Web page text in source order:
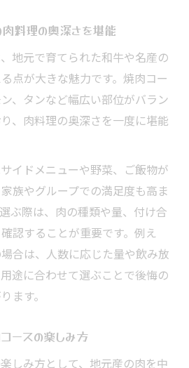
料理の奥深さを堪能
地元で育てられた和牛や名産の
点が大きな魅力です。焼肉コー
、タンなど幅広い部位がバラン
、肉料理の奥深さを一度に堪能
イドメニューや野菜、ご飯物が
族やグループでの満足度も高ま
ぶ際は、肉の種類や量、付け合
認することが重要です。例え
合は、人数に応じた量や飲み放
途に合わせて選ぶことで後悔の
ます。
ースの楽しみ方
しみ方として、地元産の肉を中